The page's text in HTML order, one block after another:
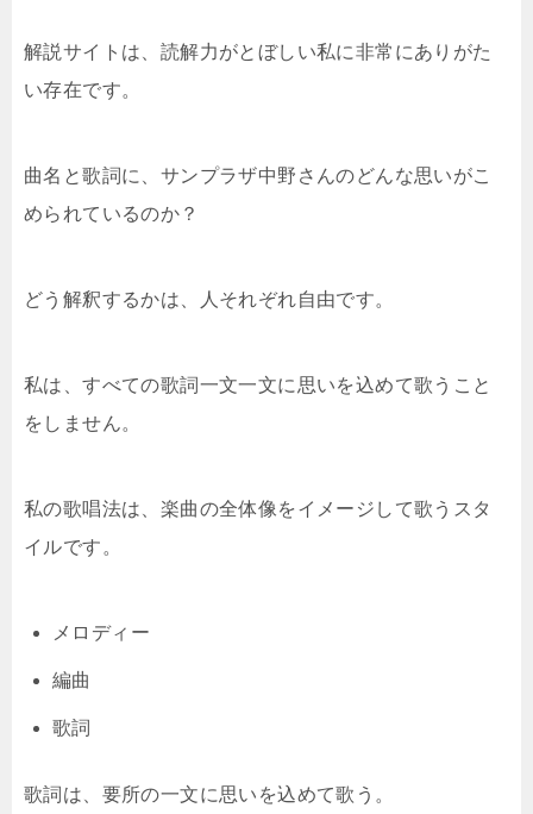
解説サイトは、読解力がとぼしい私に非常にありがた
い存在です。
曲名と歌詞に、サンプラザ中野さんのどんな思いがこ
められているのか？
どう解釈するかは、人それぞれ自由です。
私は、すべての歌詞一文一文に思いを込めて歌うこと
をしません。
私の歌唱法は、楽曲の全体像をイメージして歌うスタ
イルです。
メロディー
編曲
歌詞
歌詞は、要所の一文に思いを込めて歌う。